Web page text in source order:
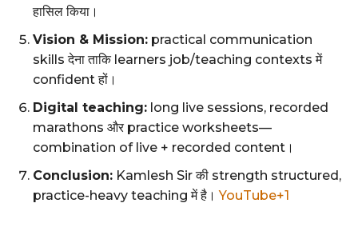
हासिल किया।
Vision & Mission: practical communication
skills देना ताकि learners job/teaching contexts में
confident हों।
Digital teaching: long live sessions, recorded
marathons और practice worksheets—
combination of live + recorded content।
Conclusion: Kamlesh Sir की strength structured,
practice-heavy teaching में है। YouTube+1